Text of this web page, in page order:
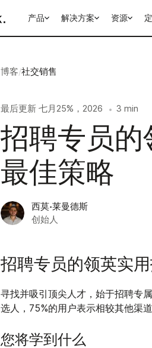
产品 解决方案 资源
博客/社交销售
最后更新 七月25%，2026 • 3 min
招聘专员
最佳策略
西莫·莱曼德斯
创始人
招聘专员的领英实
寻找并吸引顶尖人才，始于招聘专
选人，75%的用户表示相较其他渠
您将学到什么